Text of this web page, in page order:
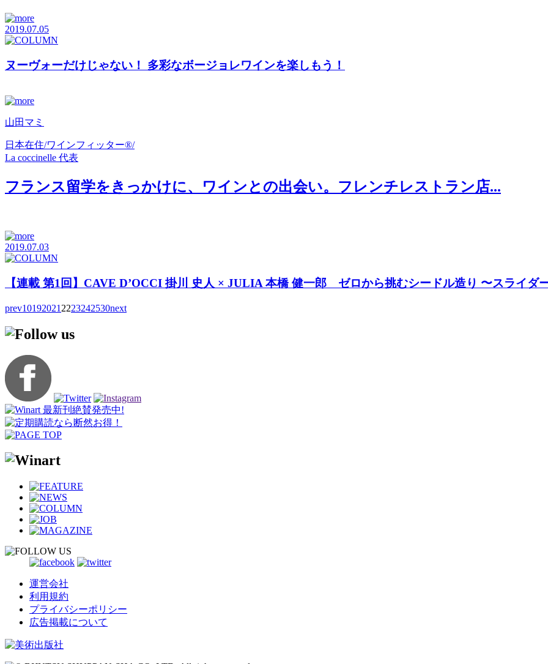
2019.07.05
ヌーヴォーだけじゃない！ 多彩なボージョレワインを楽しもう！
山田マミ
日本在住/ワインフィッター®/
La coccinelle 代表
フランス留学をきっかけに、ワインとの出会い。フレンチレストラン店...
2019.07.03
【連載 第1回】CAVE D’OCCI 掛川 史人 × JULIA 本橋 健一郎 ゼロから挑むシードル造り 〜スライダ
prev10192021 2223242530next
運営会社
利用規約
プライバシーポリシー
広告掲載について